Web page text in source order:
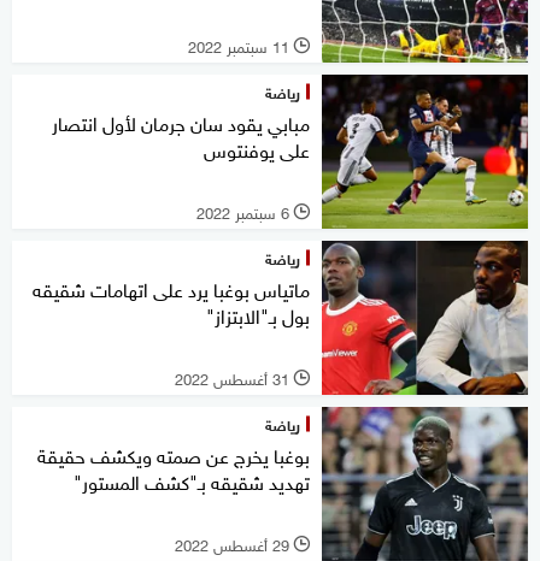
l 11 سبتمبر 2022
رياضة
مبابي يقود سان جرمان لأول انتصار
على يوفنتوس
l 6 سبتمبر 2022
رياضة
ماتياس بوغبا يرد على اتهامات شقيقه
بول بـ"الابتزاز"
l 31 أغسطس 2022
رياضة
بوغبا يخرج عن صمته ويكشف حقيقة
تهديد شقيقه بـ"كشف المستور"
l 29 أغسطس 2022